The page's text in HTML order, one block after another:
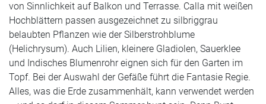
von Sinnlichkeit auf Balkon und Terrasse. Calla mit weißen
Hochblättern passen ausgezeichnet zu silbriggrau
belaubten Pflanzen wie der Silberstrohblume
(Helichrysum). Auch Lilien, kleinere Gladiolen, Sauerklee
und Indisches Blumenrohreignen sich für den Garten im
Topf. Bei der Auswahl der Gefäße führt die Fantasie Regie.
Alles, was die Erde zusammenhält, kann verwendet werden